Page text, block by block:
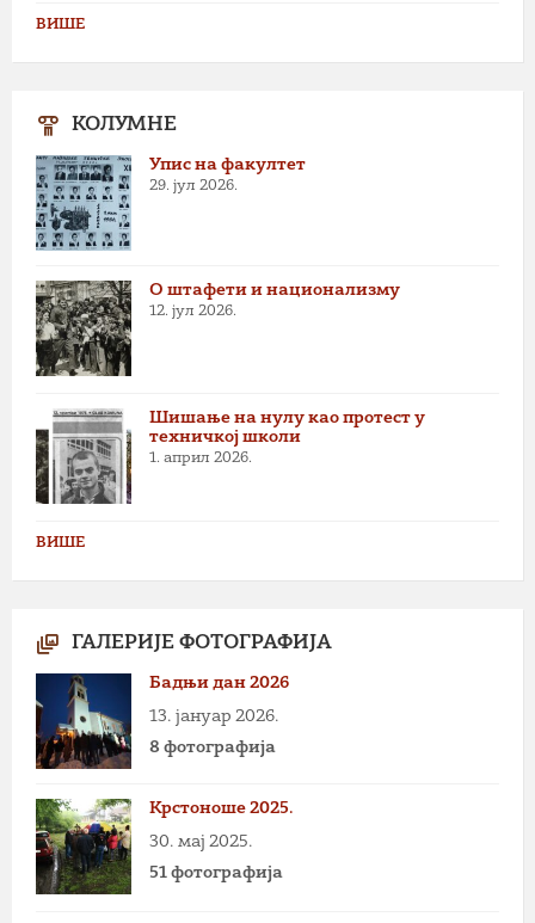
ВИШЕ
КОЛУМНЕ
Упис на факултет
29. јул 2026.
О штафети и национализму
12. јул 2026.
Шишање на нулу као протест у
техничкој школи
1. април 2026.
ВИШЕ
ГАЛЕРИЈЕ ФОТОГРАФИЈА
Бадњи дан 2026
13. јануар 2026.
8 фотографија
Крстоноше 2025.
30. мај 2025.
51 фотографија